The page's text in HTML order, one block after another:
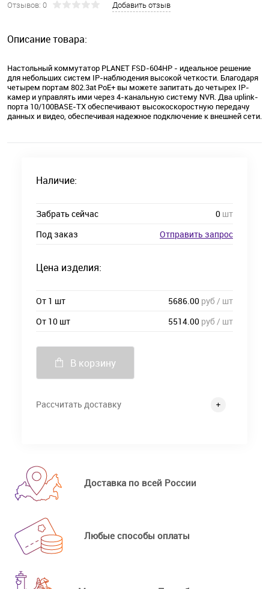
Отзывов: 0 Добавить отзыв
Описание товара:
Настольный коммутатор PLANET FSD-604HP - идеальное решение
для небольших систем IP-наблюдения высокой четкости. Благодаря
четырем портам 802.3at PoE+ вы можете запитать до четырех IP-
камер и управлять ими через 4-канальную систему NVR. Два uplink-
порта 10/100BASE-TX обеспечивают высокоскоростную передачу
данных и видео, обеспечивая надежное подключение к внешней сети.
Наличие:
Забрать сейчас 0 шт
Под заказ
Отправить запрос
Цена изделия:
От 1 шт 5686.00 руб / шт
От 10 шт
5514.00 руб / шт
В корзину
Рассчитать доставку
Доставка по всей России
Любые способы оплаты